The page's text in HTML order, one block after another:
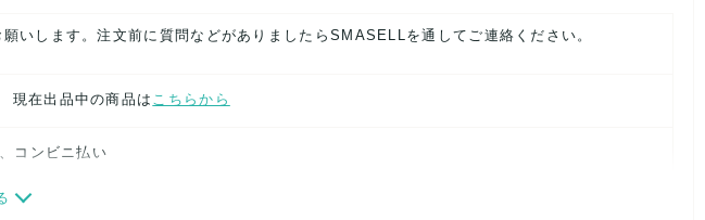
いします。注文前に質問などがありましたらSMASELLを通してご連絡ください。
現在出品中の商品は こちらから
コンビニ払い